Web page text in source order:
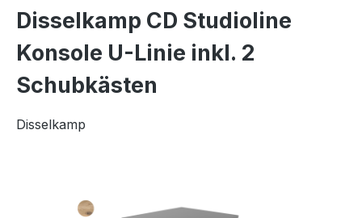
Disselkamp CD Studioline
Konsole U-Linie inkl. 2
Schubkästen
Disselkamp